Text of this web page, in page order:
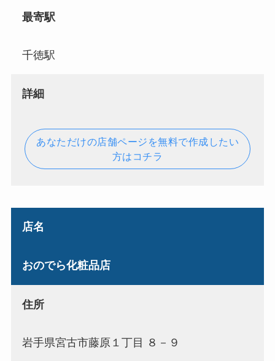
最寄駅
千徳駅
詳細
あなただけの店舗ページを無料で作成したい
方はコチラ
店名
おのでら化粧品店
住所
岩手県宮古市藤原１丁目 ８－９